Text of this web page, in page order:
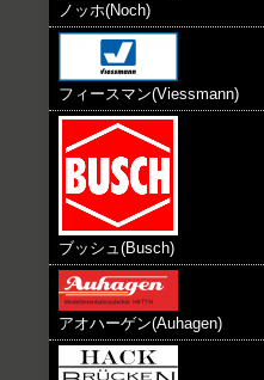
ノッホ(Noch)
フィースマン(Viessmann)
ブッシュ(Busch)
アオハーゲン(Auhagen)